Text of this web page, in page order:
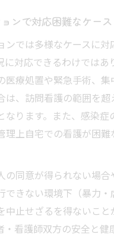
ンで対応困難なケー
ンでは多様なケースに対
対応できるわけではあ
医療処置や緊急手術、集
は、訪問看護の範囲を
なります。また、感染症
理上自宅での看護が困難
の同意が得られない場合
できない環境下（暴力・
中止せざるを得ないこと
・看護師双方の安全と健